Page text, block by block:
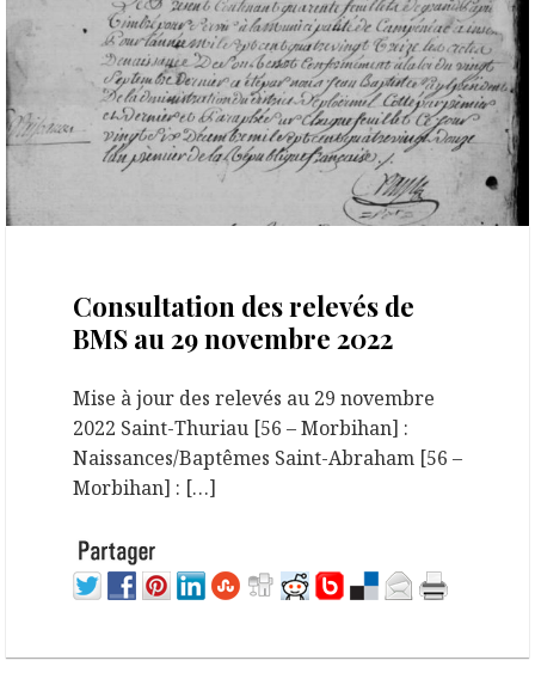
Consultation des relevés de
BMS au 29 novembre 2022
Mise à jour des relevés au 29 novembre
2022 Saint-Thuriau [56 – Morbihan] :
Naissances/Baptêmes Saint-Abraham [56 –
Morbihan] : […]